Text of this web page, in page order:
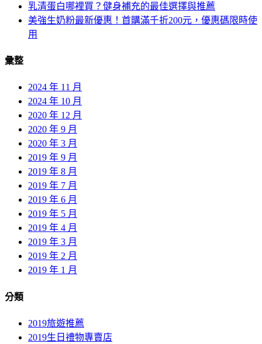
乳清蛋白哪裡買？健身補充的最佳選擇與推薦
美強生奶粉最新優惠！首購滿千折200元，優惠碼限時使
用
彙整
2024 年 11 月
2024 年 10 月
2020 年 12 月
2020 年 9 月
2020 年 3 月
2019 年 9 月
2019 年 8 月
2019 年 7 月
2019 年 6 月
2019 年 5 月
2019 年 4 月
2019 年 3 月
2019 年 2 月
2019 年 1 月
分類
2019旅遊推薦
2019生日禮物專賣店